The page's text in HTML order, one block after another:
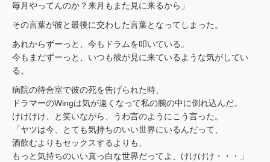
毎月やってんのか？来月もまた見に来るから」
その言葉が彼と最後に交わした言葉となってしまった。
あれからずーっと、今もドラムを叩いている。
今もまだずーっと、いつも彼が見に来ているような気がしてい
る。
病院の待合室で彼の死を告げられた時、
ドラマーのWingは気が遠くなって私の腕の中に倒れ込んだ。
けけけけ、と笑いながら、うわ言のようにこう言った。
「ヤツは今、とても気持ちのいい世界にいるんだって、
酒飲むよりもセックスするよりも、
もっと気持ちのいい真っ白な世界だってよ、けけけけ・・・」